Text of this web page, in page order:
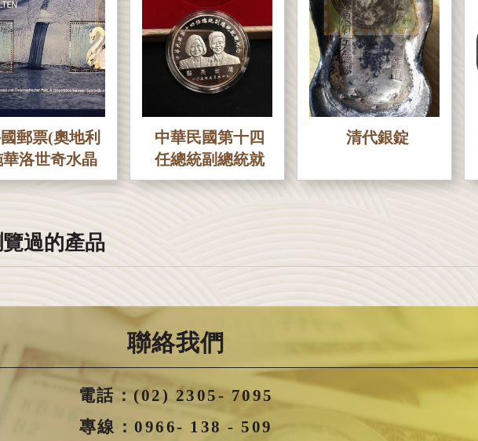
郵票(奧地利
華洛世奇水晶
世界)
中華民國第十四
任總統副總統就
職紀念銀幣
清代銀錠
過的產品
聯絡我們
電話：(02) 2305- 7095
專線： 0966- 138 - 509